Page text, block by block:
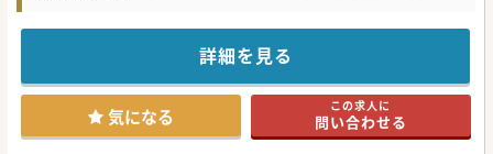
地域医療の維持、発展に貢献し、診療圏の急性期を担う中核
安定した経営基盤のもと運営されている病院ですので、安心
して働くことができます。
赴任手当や住宅手当、その他福利厚生も非常に充実していま
研修制度も整っていますので、これから経験を積みたい若手
の先生も大歓迎です。
詳細を見る
気になる この求人に
問い合わせる